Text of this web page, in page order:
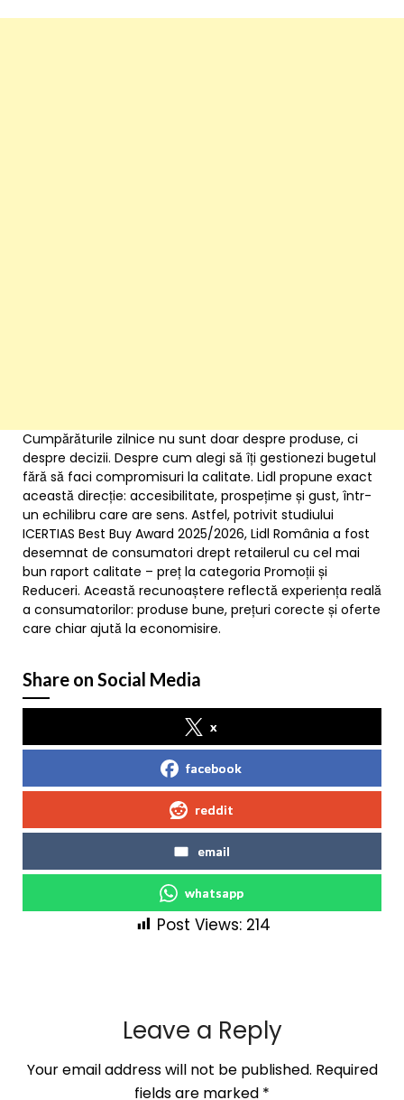
Cumpărăturile zilnice nu sunt doar despre produse, ci
despre decizii. Despre cum alegi să îți gestionezi bugetul
fără să faci compromisuri la calitate. Lidl propune exact
această direcție: accesibilitate, prospețime și gust, într-
un echilibru care are sens. Astfel, potrivit studiului
ICERTIAS Best Buy Award 2025/2026, Lidl România a fost
desemnat de consumatori drept retailerul cu cel mai
bun raport calitate – preț la categoria Promoții și
Reduceri. Această recunoaștere reflectă experiența reală
a consumatorilor: produse bune, prețuri corecte și oferte
care chiar ajută la economisire.
Share on Social Media
x
facebook
reddit
email
whatsapp
Post Views: 214
Leave a Reply
Your email address will not be published. Required
fields are marked *